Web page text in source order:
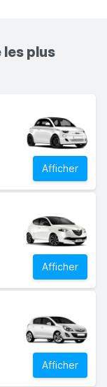
plus
Afficher
Afficher
Afficher